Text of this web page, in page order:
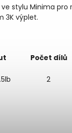
ve stylu Minima pro
3K výplet.
Počet dílů
2